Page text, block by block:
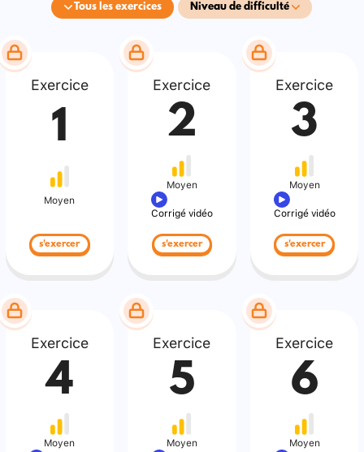
Tous les exercices Niveau de difficulté
Exercice
1
Moyen
s'exercer
Exercice
2
Moyen
Corrigé vidéo
s'exercer
Exercice
3
Moyen
Corrigé vidéo
s'exercer
Exercice
4
Moyen
Exercice
5
Moyen
Exercice
6
Moyen